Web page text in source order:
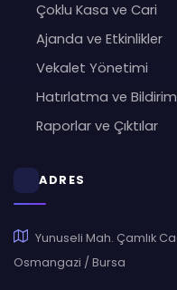
Çoklu Kasa ve Cari
Ajanda ve Etkinlikler
Vekalet Yönetimi
Hatırlatma ve Bildirim
Raporlar ve Çıktılar
ADRES
Yunuseli Mah. Çamlık
Osmangazi / Bursa